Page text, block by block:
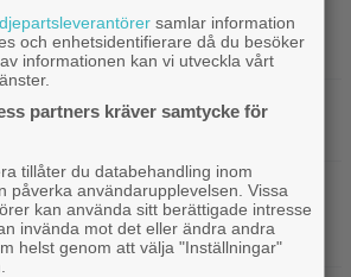
på turné i Stockholm –
om tv-spel!
4 av ”House of the Dragon” blir
med fler drakar
”House of the Dragon”
– och Rhaenyra blir äntligen
samlar information
och enhetsidentifierare då du besöker
informationen kan vi utveckla vårt
partners kräver samtycke för
tillåter du databehandling inom
påverka användarupplevelsen. Vissa
kan använda sitt berättigade intresse
invända mot det eller ändra andra
helst genom att välja "Inställningar"